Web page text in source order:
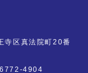
区真法院町20番
4904